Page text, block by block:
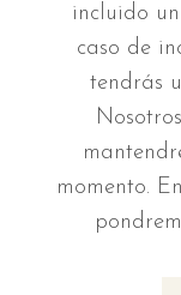
incluido
caso de
tendrás
momento.